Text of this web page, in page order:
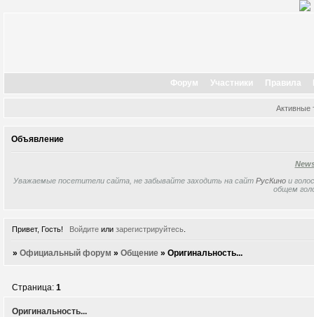
Форум Участники Правила
Активные
Объявление
Уважаемые посетители сайта, не забывайте заходить на сайт РусКино и
общем
Привет, Гость! Войдитеили зарегистрируйтесь.
»Официальный форум »Общение »Оригинальность...
Оригинальность...
Страница:1